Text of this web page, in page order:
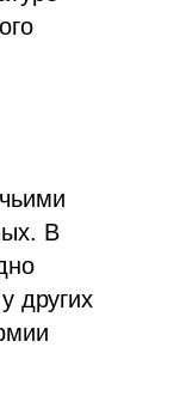
В
других